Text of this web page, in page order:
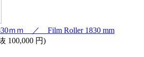
ｍｍ ／ Film Roller 1830 mm
100,000 円)